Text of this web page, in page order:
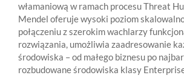
włamaniową w ramach procesu Threat
Mendel oferuje wysoki poziom
połączeniu z szerokim wachlarzy
rozwiązania, umożliwia zaadresowanie każdego
środowiska – od małego biznesu po
rozbudowane środowiska klasy